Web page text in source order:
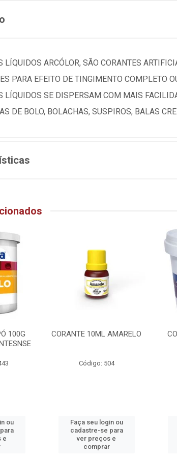
LÍQUIDOS ARCÓLOR, SÃO CORANTES
PARA EFEITO DE TINGIMENTO COMPLETO
LÍQUIDOS SE DISPERSAM COM MAIS
DE BOLO, BOLACHAS, SUSPIROS, BALAS
100G
ou
e
CORANTE 10ML AMARELO
Código: 504
Faça seu login ou
cadastre-se para
ver preços e
comprar